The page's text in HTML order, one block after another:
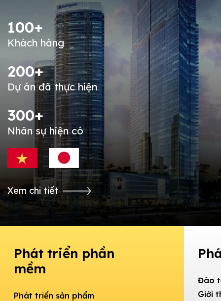
100+
Khách hàng
200+
Dự án đã thực hiện
300+
Nhân sự hiện có
Xem chi tiết
Phát triển phần
mềm
Phát triển sản phẩm
Đào
Giới